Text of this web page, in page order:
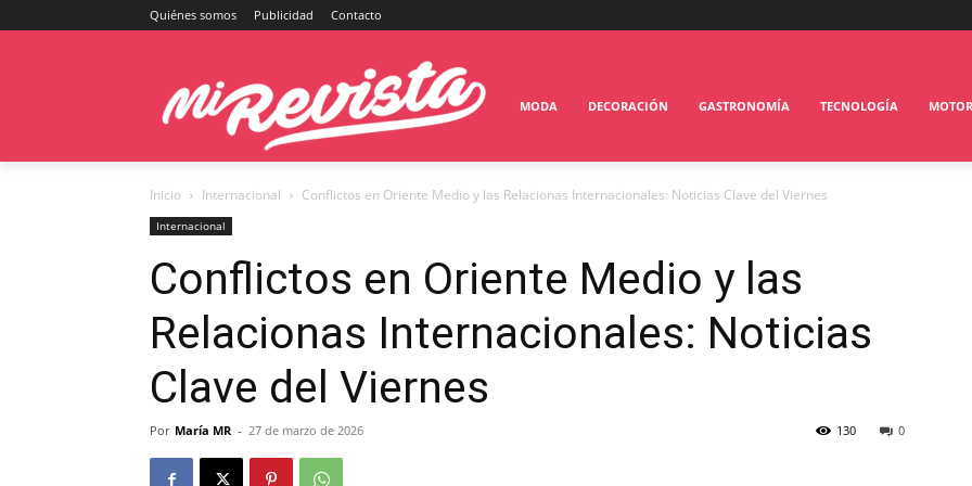
Quiénes somos Publicidad Contacto
MODA DECORACIÓN GASTRONOMÍA TECNOLOGÍA MOTOR
Inicio Internacional Conflictos en Oriente Medio y las Relacionas Internacionales: Noticias Clave del Viernes
Internacional
Conflictos en Oriente Medio y las
Relacionas Internacionales: Noticias
Clave del Viernes
Por María MR - 27 de marzo de 2026 0
130